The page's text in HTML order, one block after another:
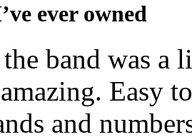
ever owned
band was
Easy
and